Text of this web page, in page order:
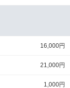
16,000円
21,000円
1,000円